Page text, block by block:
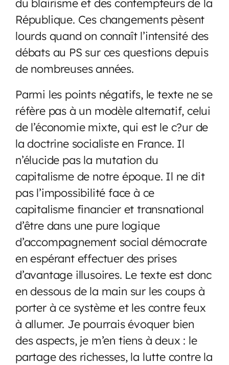
République. Ces changements pèsent
lourds quand on connaît l’intensité des
débats au PS sur ces questions depuis
de nombreuses années.
Parmi les points négatifs, le texte ne se
réfère pas à un modèle alternatif, celui
de l’économie mixte, qui est le c?ur de
la doctrine socialiste en France. Il
n’élucide pas la mutation du
capitalisme de notre époque. Il ne dit
pas l’impossibilité face à ce
capitalisme financier et transnational
d’être dans une pure logique
d’accompagnement social démocrate
en espérant effectuer des prises
d’avantage illusoires. Le texte est donc
en dessous de la main sur les coups à
porter à ce système et les contre feux
à allumer. Je pourrais évoquer bien
des aspects, je m’en tiens à deux : le
partage des richesses, la lutte contre la